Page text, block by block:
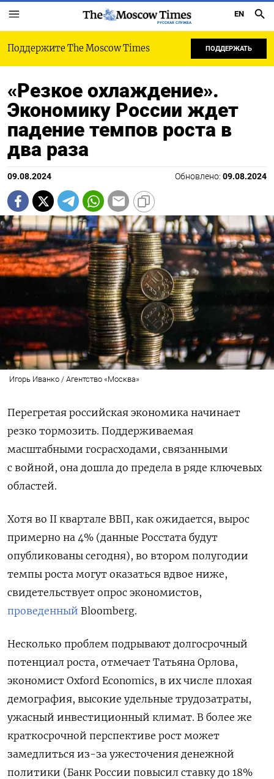
РУССКАЯ СЛУЖБА
EN
Поддержите The Moscow Times ПОДДЕРЖАТЬ
«Резкое охлаждение».
Экономику России ждет
падение темпов роста в
два раза
09.08.2024 Обновлено: 09.08.2024
Игорь Иванко / Агентство «Москва»
Перегретая российская экономика начинает
резко тормозить. Поддерживаемая
масштабными госрасходами, связанными
с войной, она дошла до предела в ряде ключевых
областей.
Хотя во II квартале ВВП, как ожидается, вырос
примерно на 4% (данные Росстата будут
опубликованы сегодня), во втором полугодии
темпы роста могут оказаться вдвое ниже,
свидетельствует опрос экономистов,
проведенный Bloomberg.
Несколько проблем подрывают долгосрочный
потенциал роста, отмечает Татьяна Орлова,
экономист Oxford Economics, в их числе плохая
демография, высокие удельные трудозатраты,
ужасный инвестиционный климат. В более же
краткосрочной перспективе рост может
замедлиться из-за ужесточения денежной
политики (Банк России повысил ставку до 18%